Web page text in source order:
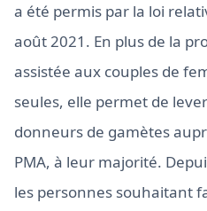
a été permis par la loi
août 2021. En plus de la
assistée aux couples de
seules, elle permet de
donneurs de gamètes
PMA, à leur majorité.
les personnes souhaitant